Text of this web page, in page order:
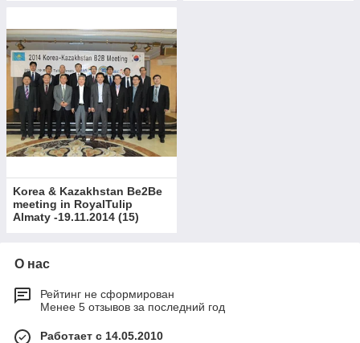
Korea & Kazakhstan Be2Be
meeting in RoyalTulip
Almaty -19.11.2014 (15)
О нас
Рейтинг не сформирован
Менее 5 отзывов за последний год
Работает с 14.05.2010